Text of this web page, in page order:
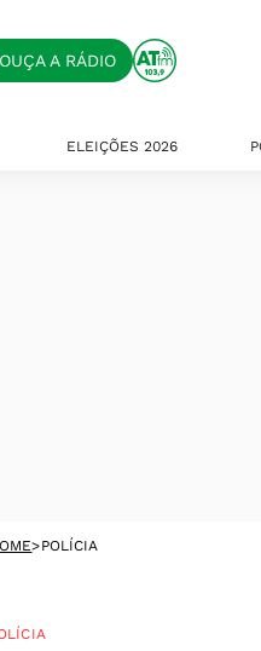
OUÇA A RÁDIO
ELEIÇÕES 2026
>POLÍCIA